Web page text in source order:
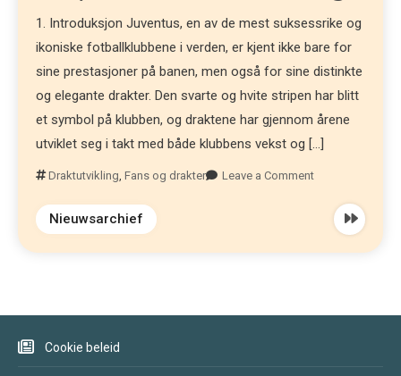
1. Introduksjon Juventus, en av de mest suksessrike og
ikoniske fotballklubbene i verden, er kjent ikke bare for
sine prestasjoner på banen, men også for sine distinkte
og elegante drakter. Den svarte og hvite stripen har blitt
et symbol på klubben, og draktene har gjennom årene
utviklet seg i takt med både klubbens vekst og […]
Draktutvikling,Fans og drakter Leave a Comment
Nieuwsarchief
Cookie beleid